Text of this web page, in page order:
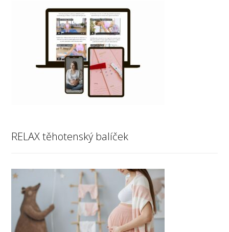
RELAX těhotenský balíček